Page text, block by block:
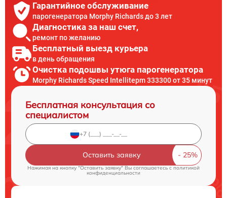
Гарантийное обслуживание
парогенератора Morphy Richards до 3 лет
Диагностика за наш счет,
ремонт по желанию
Бесплатный выезд курьера
в день обращения
Очистка подошвы утюга парогенератора
Morphy Richards Speed Intellitepm 333300 от 35 минут
Бесплатная консультация со
специалистом
Оставить заявку
Нажимая на кнопку "Оставить заявку" Вы соглашаетесь cполитикой
конфиденциальности